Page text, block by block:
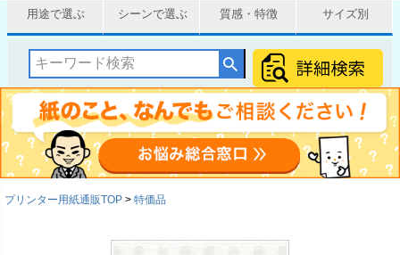
用途で選ぶ シーンで選ぶ 質感・特徴 サイズ別
プリンター用紙通販TOP 特価品